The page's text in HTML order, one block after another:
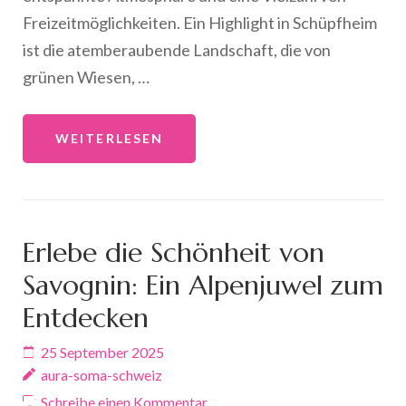
Freizeitmöglichkeiten. Ein Highlight in Schüpfheim
ist die atemberaubende Landschaft, die von
grünen Wiesen, …
WEITERLESEN
Erlebe die Schönheit von
Savognin: Ein Alpenjuwel zum
Entdecken
25 September 2025
aura-soma-schweiz
Schreibe einen Kommentar